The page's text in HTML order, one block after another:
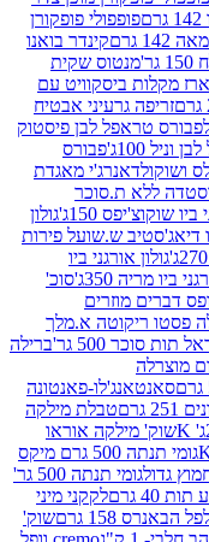
פופקורן
קינדר בואנו
שקית
עם
אבטיח
לבן פיסטוק
פבורס
מאגדת
גולון
ש.שועל פירות
ביו
סוכ'
א.מלך
ברילה
פאנטונה
טבלת מילקה
אוראו
גומי תנתה 500 גרם מיקס
גומי תנתה 500 גר'
לקקני מיני
שוק'